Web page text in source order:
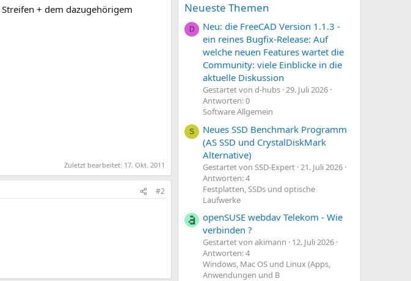
+ dem dazugehörigem
Zuletzt bearbeitet: 17. Okt. 2011
#2
Neueste Themen
D
Neu: die FreeCAD Version 1.1.3 -
ein reines Bugfix-Release: Auf
welche neuen Features wartet die
Community: viele Einblicke in die
aktuelle Diskussion
Gestartet von d-hubs 29. Juli 2026
Antworten: 0
Software Allgemein
S
Neues SSD Benchmark Programm
(AS SSD und CrystalDiskMark
Alternative)
Gestartet von SSD-Expert 21. Juli 2026
Antworten: 4
Festplatten, SSDs und optische
Laufwerke
openSUSE webdav Telekom - Wie
verbinden ?
Gestartet von akimann
12. Juli 2026
Antworten: 4
Windows, Mac OS und Linux (Apps,
Anwendungen und B